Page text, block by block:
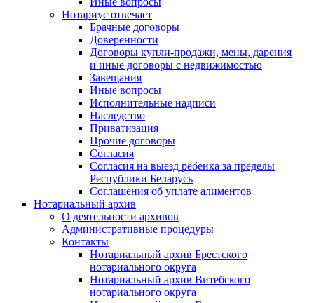
Нотариус отвечает
Брачные договоры
Доверенности
Договоры купли-продажи, мены, дарения
и иные договоры с недвижимостью
Завещания
Иные вопросы
Исполнительные надписи
Наследство
Приватизация
Прочие договоры
Согласия
Согласия на выезд ребенка за пределы
Республики Беларусь
Соглашения об уплате алиментов
Нотариальный архив
О деятельности архивов
Административные процедуры
Контакты
Нотариальный архив Брестского
нотариального округа
Нотариальный архив Витебского
нотариального округа